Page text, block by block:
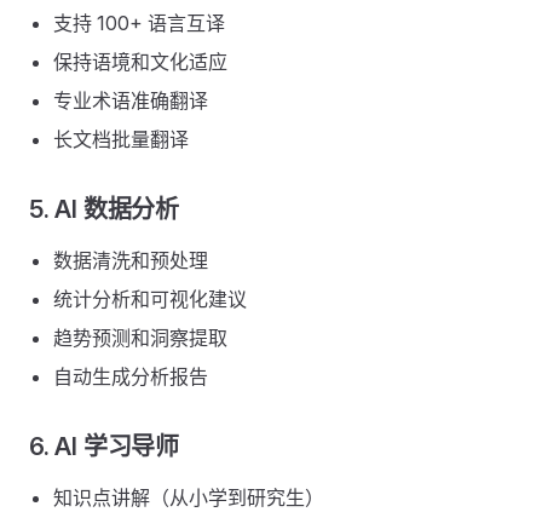
支持 100+ 语言互译
保持语境和文化适应
专业术语准确翻译
长文档批量翻译
5. AI 数据分析
数据清洗和预处理
统计分析和可视化建议
趋势预测和洞察提取
自动生成分析报告
6. AI 学习导师
知识点讲解（从小学到研究生）